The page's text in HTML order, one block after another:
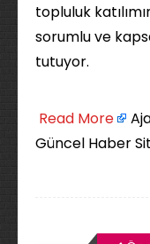
topluluk
sorumlu ve
tutuyor.
Read More
Güncel Haber